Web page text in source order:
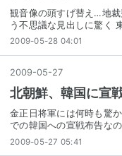
観音像の頭すげ替え…地
う不思議な見出しに驚く
2009-05-28 04:01
2009-05-27
北朝鮮、韓国に宣
金正日将軍には何時も驚
での韓国への宣戦布告な
2009-05-27 05:41